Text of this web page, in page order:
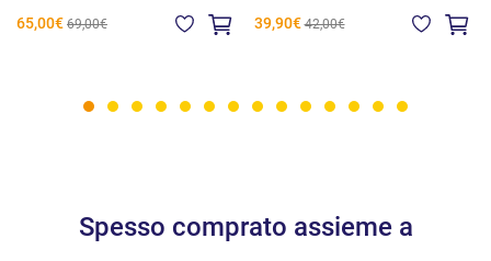
65,00€ 69,00€ 39,90€ 42,00€
Spesso comprato assieme a